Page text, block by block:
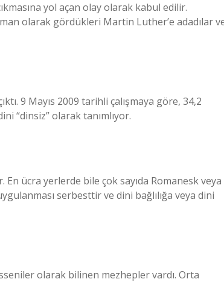
yol açan olay olarak kabul edilir.
olarak gördükleri Martin Luther’e adadılar
9 Mayıs 2009 tarihli çalışmaya göre, 34,2
“dinsiz” olarak tanımlıyor.
ücra yerlerde bile çok sayıda Romanesk veya
serbesttir ve dini bağlılığa veya dini
olarak bilinen mezhepler vardı. Orta